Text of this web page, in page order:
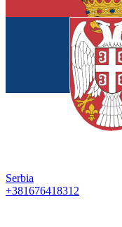
Serbia
+381676418312